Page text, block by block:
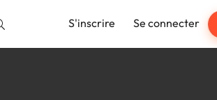
S'inscrire Se connecter